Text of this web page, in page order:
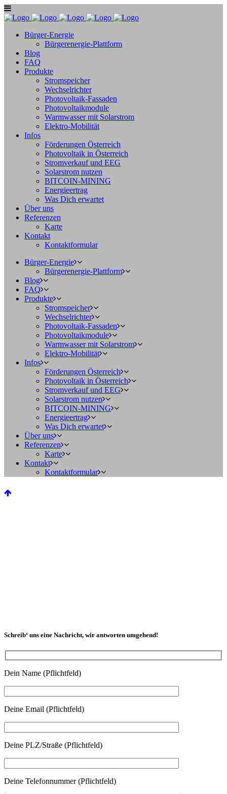
Bürger-Energie
Bürgerenergie-Plattform
Blog
FAQ
Produkte
Stromspeicher
Wechselrichter
Photovoltaik-Fassaden
Photovoltaikmodule
Warmwasser mit Solarstrom
Elektro-Mobilität
Infos
Förderungen Österreich
Photovoltaik in Österreich
Stromverkauf und EEG
Solarstrom nutzen
BITCOIN-MINING
Energieertrag
Was Dich erwartet
Über uns
Referenzen
Karte
Kontakt
Kontaktformular
Bürger-Energie
Bürgerenergie-Plattform
Blog
FAQ
Produkte
Stromspeicher
Wechselrichter
Photovoltaik-Fassaden
Photovoltaikmodule
Warmwasser mit Solarstrom
Elektro-Mobilität
Infos
Förderungen Österreich
Photovoltaik in Österreich
Stromverkauf und EEG
Solarstrom nutzen
BITCOIN-MINING
Energieertrag
Was Dich erwartet
Über uns
Referenzen
Karte
Kontakt
Kontaktformular
Schreib‘ uns eine Nachricht, wir antworten umgehend!
Dein Name (Pflichtfeld)
Deine Email (Pflichtfeld)
Deine PLZ/Straße (Pflichtfeld)
Deine Telefonnummer (Pflichtfeld)